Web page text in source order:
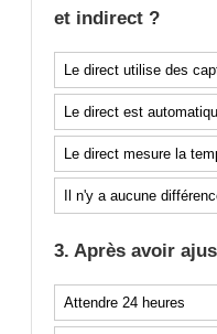
et indirect ?
Le direct utilise des
Le direct est
Le direct mesure la
Il n'y a aucune
3. Après avoir
Attendre 24 heures